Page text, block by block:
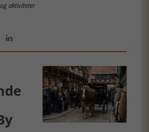
aktiviteter
